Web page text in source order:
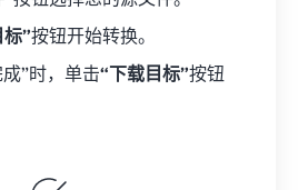
”按钮开始转换。
”时，单击“下载目标”按钮